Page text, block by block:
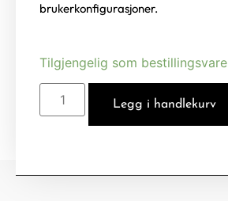
brukerkonfigurasjoner.
Tilgjengelig som bestillingsvare
Legg i handlekurv